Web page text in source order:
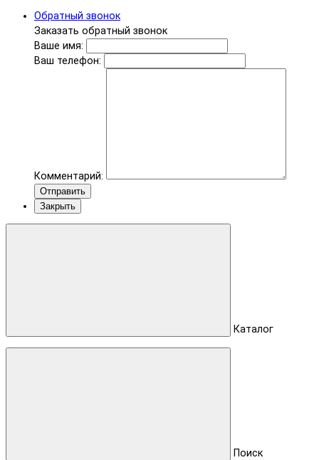
Обратный звонок
Заказать обратный звонок
Ваше имя:
Ваш телефон:
Комментарий:
Отправить
Закрыть
Каталог
Поиск